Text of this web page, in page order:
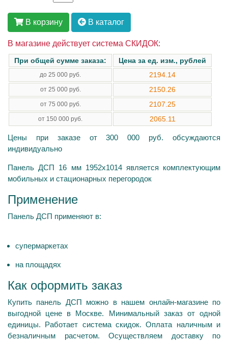
В корзину В каталог
В магазине действует система СКИДОК:
При общей сумме заказа: Цена за ед. изм., рублей
до 25 000 руб. 2194.14
от 25 000 руб. 2150.26
от 75 000 руб. 2107.25
от 150 000 руб. 2065.11
Цены при заказе от 300 000 руб. обсуждаются
индивидуально
Панель ДСП 16 мм 1952х1014 является комплектующим
мобильных и стационарных перегородок
Применение
Панель ДСП применяют в:
супермаркетах
на площадях
Как оформить заказ
Купить панель ДСП можно в нашем онлайн-магазине по
выгодной цене в Москве. Минимальный заказ от одной
единицы. Работает система скидок. Оплата наличным и
безналичным расчетом. Осуществляем доставку по